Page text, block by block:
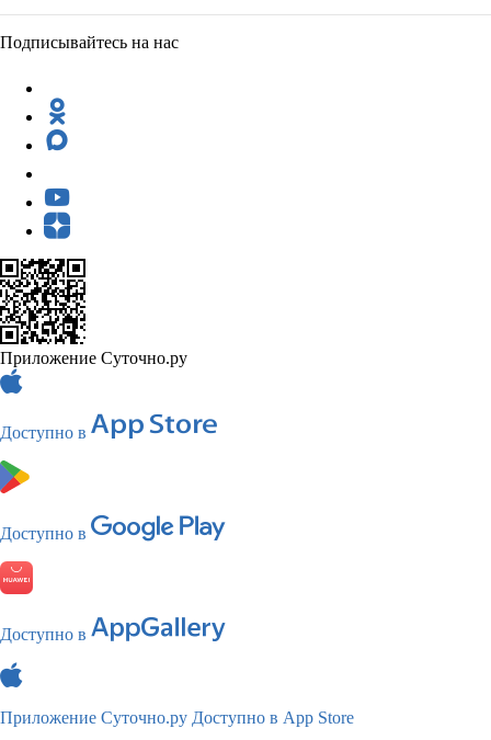
Подписывайтесь на нас
Приложение Суточно.ру
Доступно в
Доступно в
Доступно в
Приложение Суточно.ру Доступно в App Store